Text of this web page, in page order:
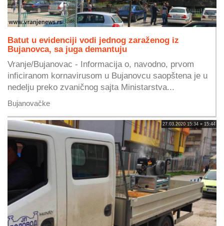
Batut u evidenciji vodi jednog zaraženog iz
Bujanovca, sa juga demantuju
Vranje/Bujanovac - Informacija o, navodno, prvom
inficiranom kornavirusom u Bujanovcu saopštena je u
nedelju preko zvaničnog sajta Ministarstva...
Bujanovačke
27.03.2020 15:34 » 15:44